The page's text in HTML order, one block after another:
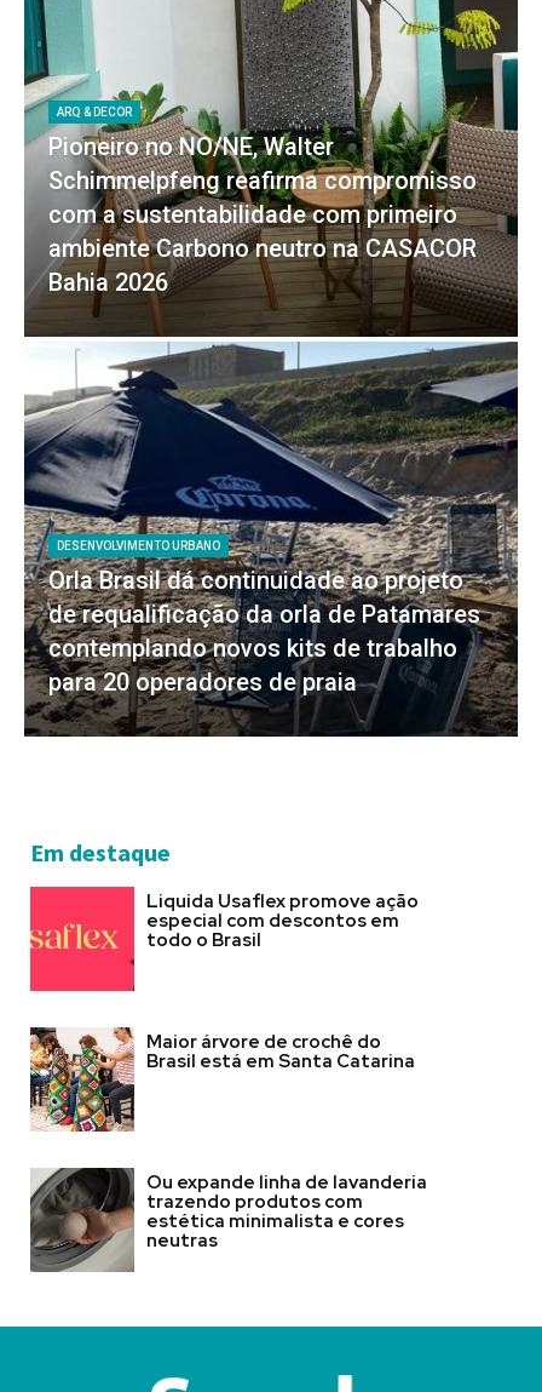
ARQ & DECOR
Pioneiro no NO/NE, Walter
Schimmelpfeng reafirma compromisso
com a sustentabilidade com primeiro
ambiente Carbono neutro na CASACOR
Bahia 2026
DESENVOLVIMENTO URBANO
Orla Brasil dá continuidade ao projeto
de requalificação da orla de Patamares
contemplando novos kits de trabalho
para 20 operadores de praia
Em destaque
Liquida Usaflex promove ação
especial com descontos em
todo o Brasil
Maior árvore de crochê do
Brasil está em Santa Catarina
Ou expande linha de lavanderia
trazendo produtos com
estética minimalista e cores
neutras